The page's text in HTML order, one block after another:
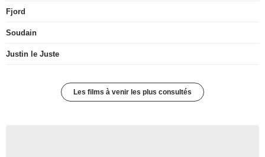
Fjord
Soudain
Justin le Juste
Les films à venir les plus consultés